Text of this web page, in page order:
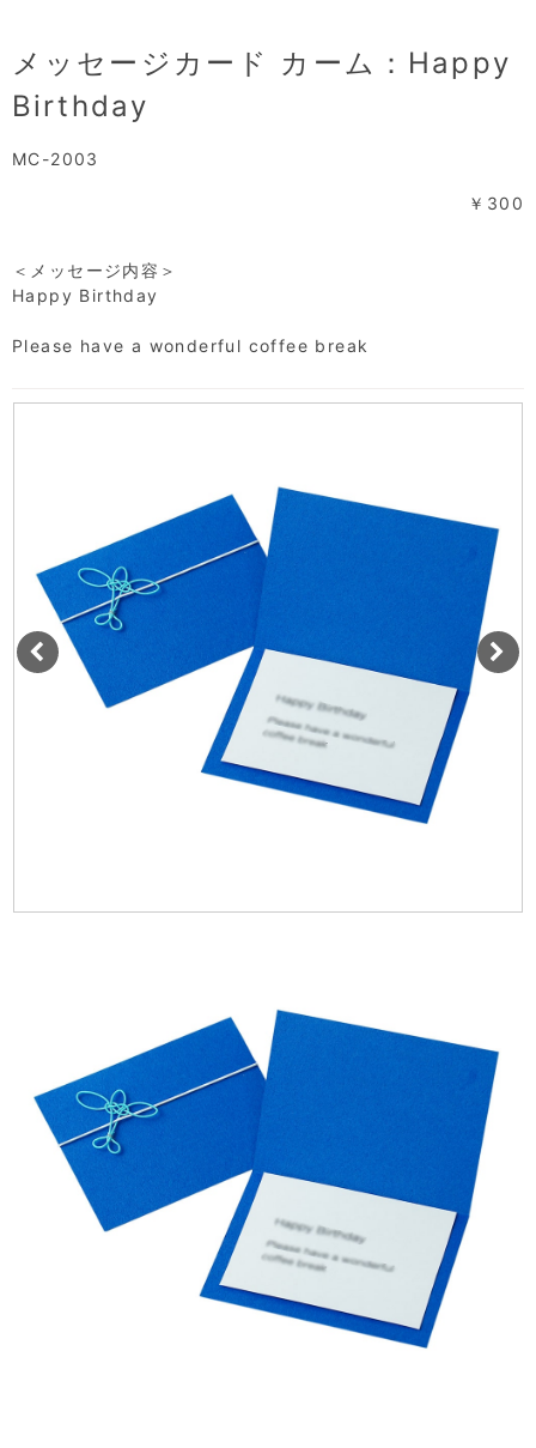
メッセージカード カーム：Happy
Birthday
MC-2003
￥300
＜メッセージ内容＞
Happy Birthday
Please have a wonderful coffee break